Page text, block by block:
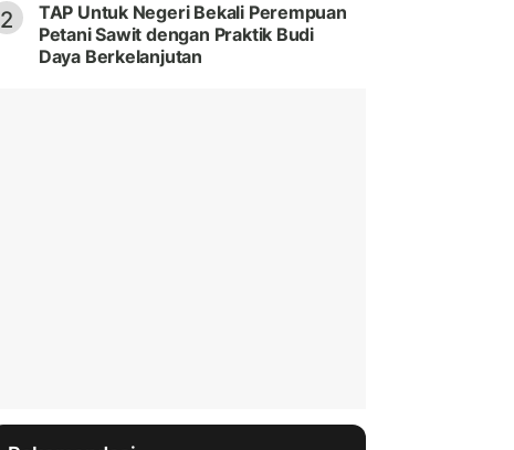
2
TAP Untuk Negeri Bekali Perempuan
Petani Sawit dengan Praktik Budi
Daya Berkelanjutan